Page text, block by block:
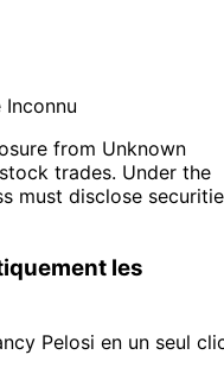
from Unknown
trades. Under the
must disclose
les
Pelosi en un seul